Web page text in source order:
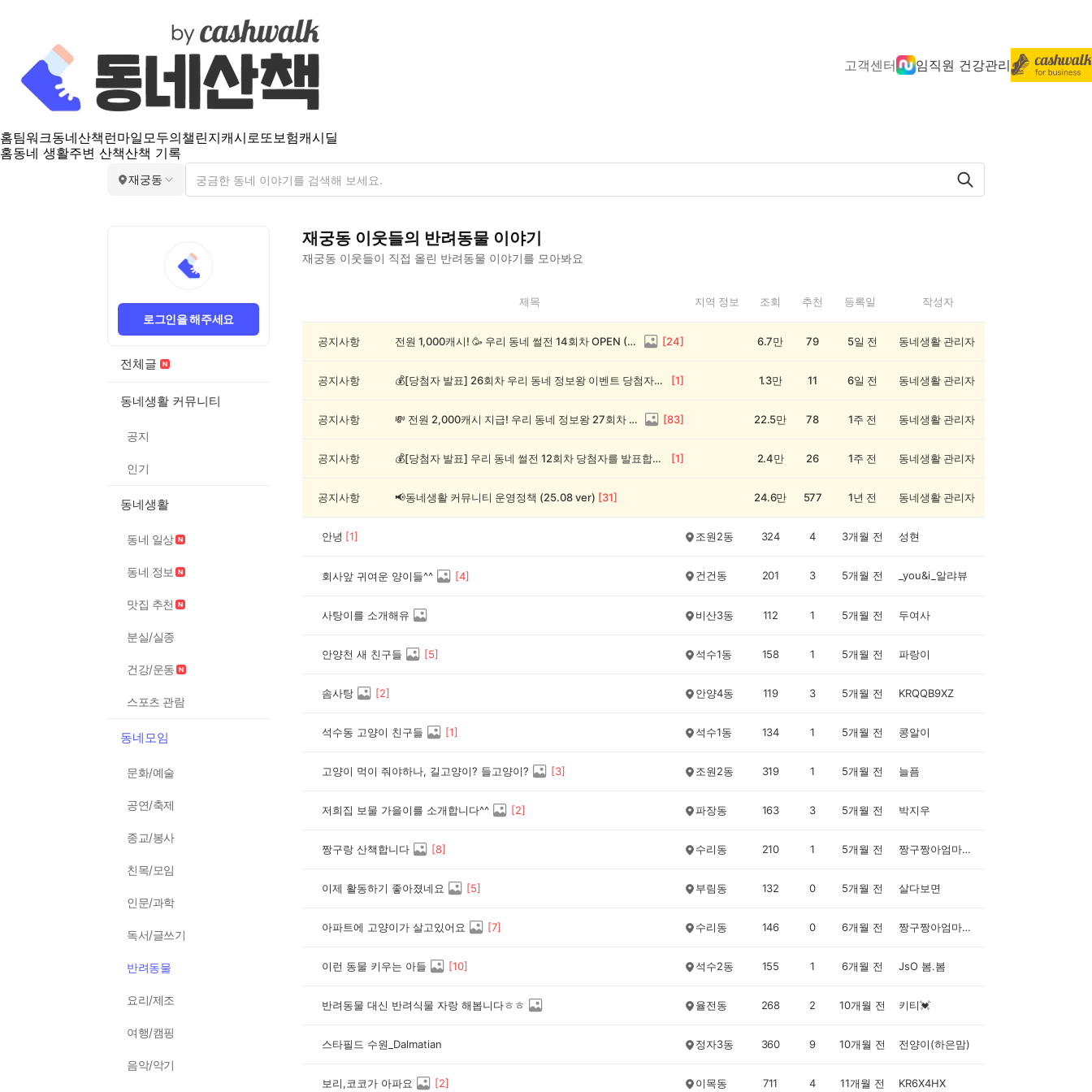
고객센터 임직원 건강관리
홈팀워크동네산책 런마일모두의챌린지캐시로또보험캐시딜
홈동네 생활주변 산책산책 기록
재궁동
로그인을 해주세요
전체글
동네생활 커뮤니티
공지
인기
동네생활
동네 일상
동네 정보
맛집 추천
분실/실종
건강/운동
스포츠 관람
동네모임
문화/예술
공연/축제
종교/봉사
친목/모임
인문/과학
독서/글쓰기
반려동물
요리/제조
여행/캠핑
음악/악기
재궁동 이웃들의 반려동물 이야기
재궁동 이웃들이 직접 올린 반려동물 이야기를 모아봐요
동
제목 지역 정보 조회 추천 등록일 작성자
공지사항 전원 1,000캐시! 🥳 우리 동네 썰전 14회차 OPEN (~8/17) [24] 6.7만 79 5일 전 동네생활 관리자
공지사항 💰[당첨자 발표] 26회차 우리 동네 정보왕 이벤트 당첨자를 발표합니다! [1] 1.3만 11 6일 전 동네생활 관리자
공지사항 💸 전원 2,000캐시 지급! 우리 동네 정보왕 27회차 (~8/10) [83] 22.5만 78 1주 전 동네생활 관리자
공지사항 💰[당첨자 발표] 우리 동네 썰전 12회차 당첨자를 발표합니다! [1] 2.4만 26 1주 전 동네생활 관리자
공지사항 📢동네생활 커뮤니티 운영정책 (25.08 ver) [31] 24.6만 577 1년 전 동네생활 관리자
안녕 [1] 조원2동 324 4 3개월 전 성현
회사앞 귀여운 양이들^^ [4] 건건동 201 3 5개월 전 _you&i_알랴뷰
사탕이를 소개해유 비산3동 112 1 5개월 전 두여사
안양천 새 친구들 [5] 석수1동 158 1 5개월 전 파랑이
솜사탕 [2] 안양4동 119 3 5개월 전 KRQQB9XZ
석수동 고양이 친구들 [1] 석수1동 134 1 5개월 전 콩알이
고양이 먹이 줘야하나, 길고양이? 들고양이? [3] 조원2동 319 1 5개월 전 늘픔
저희집 보물 가을이를 소개합니다^^ [2] 파장동 163 3 5개월 전 박지우
짱구랑 산책합니다 [8] 수리동 210 1 5개월 전 짱구짱아엄마입니다
이제 활동하기 좋아졌네요 [5] 부림동 132 0 5개월 전 살다보면
아파트에 고양이가 살고있어요 [7] 수리동 146 0 6개월 전 짱구짱아엄마입니다
이런 동물 키우는 아들 [10] 석수2동 155 1 6개월 전 JsO 봄.봄
반려동물 대신 반려식물 자랑 해봅니다ㅎㅎ 율전동 268 2 10개월 전 키티💓
스타필드 수원_Dalmatian 정자3동 360 9 10개월 전 전양이(하은맘)
보리,코코가 아파요 [2] 이목동 711 4 11개월 전 KR6X4HX